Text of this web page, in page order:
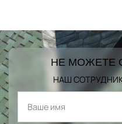
НЕ МОЖЕТЕ
НАШ